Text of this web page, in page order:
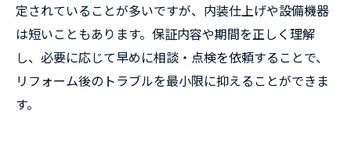
定されていることが多いですが、内装仕上げや設備機器
は短いこともあります。保証内容や期間を正しく理解
し、必要に応じて早めに相談・点検を依頼することで、
リフォーム後のトラブルを最小限に抑えることができま
す。